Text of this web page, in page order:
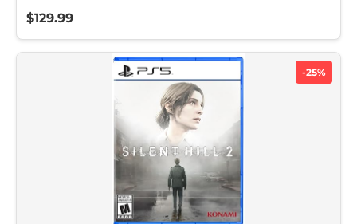
$129.99
-25%